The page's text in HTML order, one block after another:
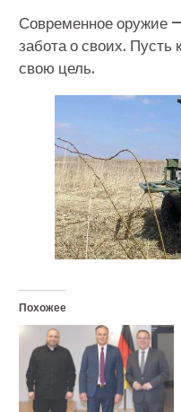
Современное оружие
забота о своих.
свою цель.
Похожее